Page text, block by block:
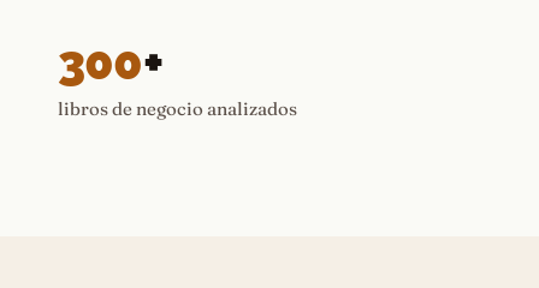
300+
libros de negocio analizados